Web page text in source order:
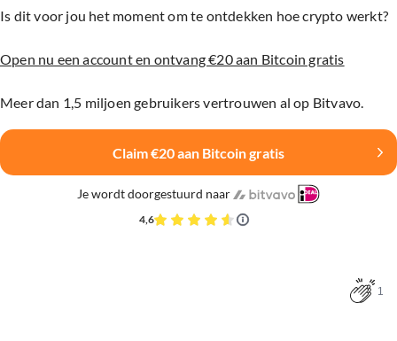
Is dit voor jou het moment om te ontdekken hoe crypto werkt?
Open nu een account en ontvang €20 aan Bitcoin gratis
Meer dan 1,5 miljoen gebruikers vertrouwen al op Bitvavo.
Claim €20 aan Bitcoin gratis
Je wordt doorgestuurd naar
4,6
1